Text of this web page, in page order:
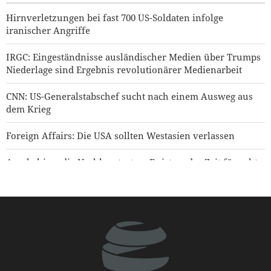
Hirnverletzungen bei fast 700 US-Soldaten infolge
iranischer Angriffe
IRGC: Eingeständnisse ausländischer Medien über Trumps
Niederlage sind Ergebnis revolutionärer Medienarbeit
CNN: US-Generalstabschef sucht nach einem Ausweg aus
dem Krieg
Foreign Affairs: Die USA sollten Westasien verlassen
Araghchi an die Nachbarstaaten: Es ist an der Zeit für echte
Präsident Pezeshkian: Iranische Kämpfer haben die Welt in